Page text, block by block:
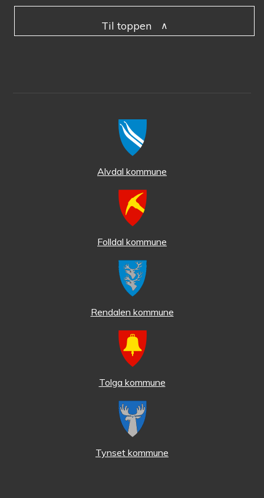
Til toppen
Alvdal kommune
Folldal kommune
Rendalen kommune
Tolga kommune
Tynset kommune